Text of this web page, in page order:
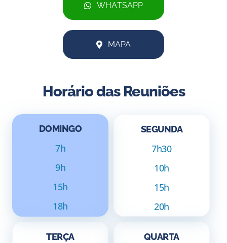
WHATSAPP
MAPA
Horário das Reuniões
DOMINGO
7h
9h
15h
18h
SEGUNDA
7h30
10h
15h
20h
TERÇA QUARTA